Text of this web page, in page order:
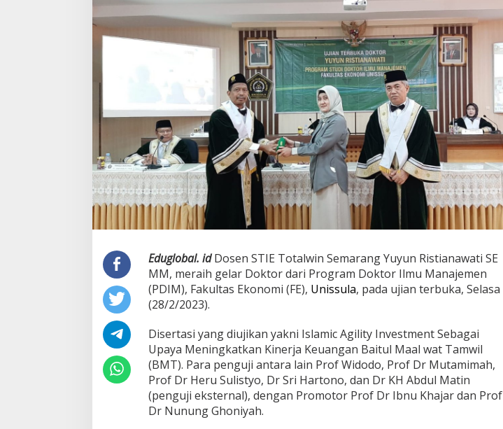
Eduglobal. idDosen STIE Totalwin Semarang Yuyun Ristianawati SE
MM, meraih gelar Doktor dari Program Doktor Ilmu Manajemen
(PDIM), Fakultas Ekonomi (FE), Unissula, pada ujian terbuka, Selasa
(28/2/2023).
Disertasi yang diujikan yakni Islamic Agility Investment Sebagai
Upaya Meningkatkan Kinerja Keuangan Baitul Maal wat Tamwil
(BMT). Para penguji antara lain Prof Widodo, Prof Dr Mutamimah,
Prof Dr Heru Sulistyo, Dr Sri Hartono, dan Dr KH Abdul Matin
(penguji eksternal), dengan Promotor Prof Dr Ibnu Khajar dan Prof
Dr Nunung Ghoniyah.